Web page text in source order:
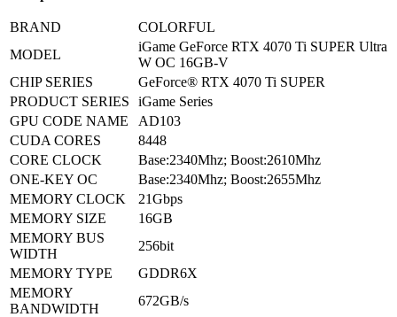
BRAND
COLORFUL
MODEL
iGame GeForce RTX 4070 Ti SUPER Ultra
W OC 16GB-V
CHIP SERIES
GeForce® RTX 4070 Ti SUPER
PRODUCT SERIES
iGame Series
GPU CODE NAME
AD103
CUDA CORES
8448
CORE CLOCK
Base:2340Mhz; Boost:2610Mhz
ONE-KEY OC
Base:2340Mhz; Boost:2655Mhz
MEMORY CLOCK
21Gbps
MEMORY SIZE
16GB
MEMORY BUS
WIDTH
256bit
MEMORY TYPE
GDDR6X
MEMORY
BANDWIDTH
672GB/s